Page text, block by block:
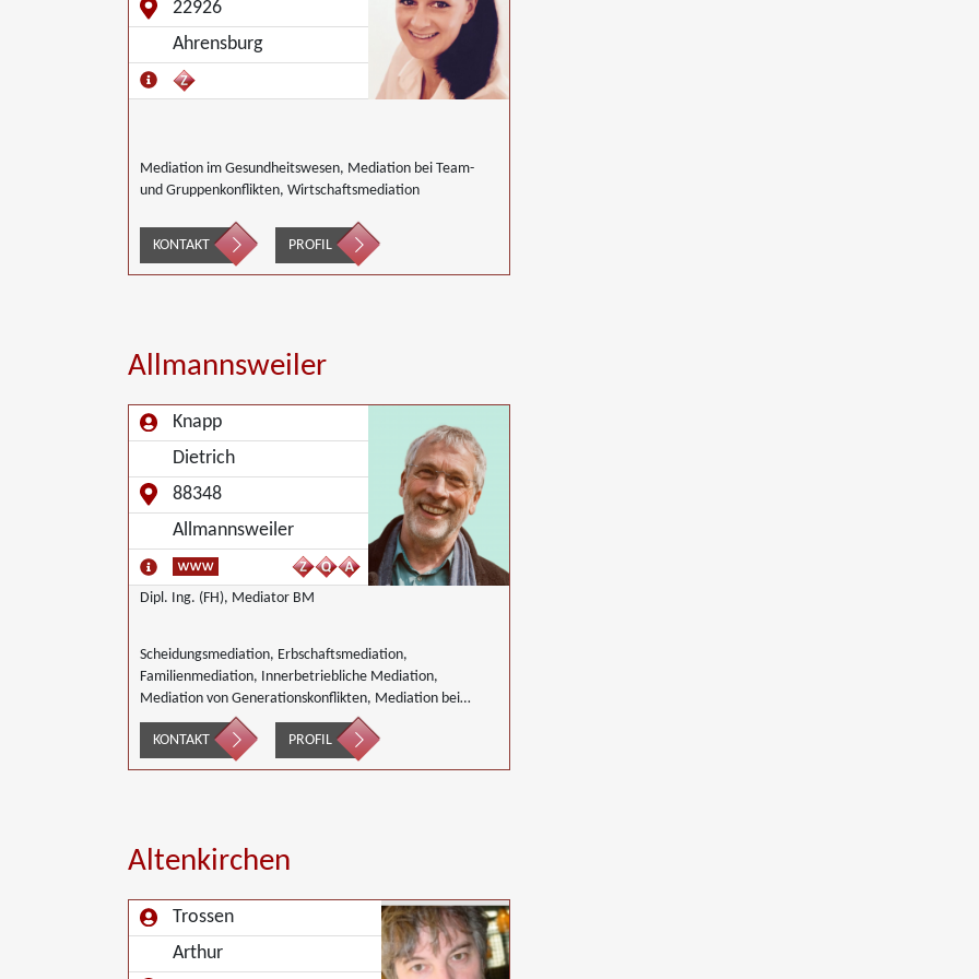
22926
Ahrensburg
Mediation im Gesundheitswesen, Mediation bei Team-
und Gruppenkonflikten, Wirtschaftsmediation
KONTAKT PROFIL
Allmannsweiler
Knapp
Dietrich
88348
Allmannsweiler
Dipl. Ing. (FH), Mediator BM
Scheidungsmediation, Erbschaftsmediation,
Familienmediation, Innerbetriebliche Mediation,
Mediation von Generationskonflikten, Mediation bei
Gesellschafterkonflikten, Mediation bei Team- und
Gruppenkonflikten, Mediation von
Unternehmensnachfolgen, Umweltmediation,
KONTAKT PROFIL
Altenkirchen
Trossen
Arthur